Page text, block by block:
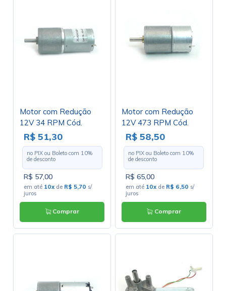
Motor com Redução
12V 34 RPM Cód.
Motor 15.B
R$ 51,30
no PIX ou Boleto com 10%
de desconto
R$ 57,00
em até 10x de R$ 5,70 s/
juros
Comprar
Motor com Redução
12V 473 RPM Cód.
Motor 09.B
R$ 58,50
no PIX ou Boleto com 10%
de desconto
R$ 65,00
em até 10x de R$ 6,50 s/
juros
Comprar